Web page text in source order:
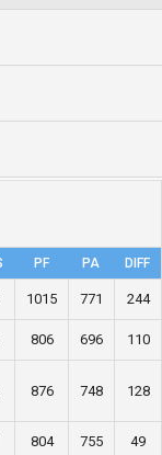
PF PA DIFF
1015 771 244
806 696 110
876 748 128
804 755 49